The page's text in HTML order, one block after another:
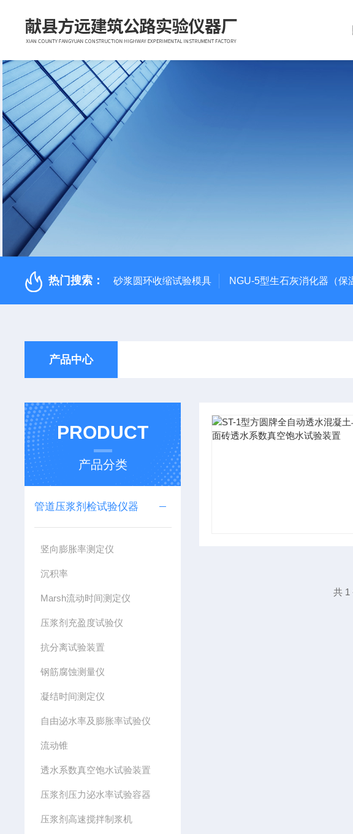
热门搜索： 砂浆圆环收缩试验模具 NGU-5型生石灰消化器（保
产品中心
PRODUCT
产品分类
管道压浆剂检试验仪器
竖向膨胀率测定仪
沉积率
Marsh流动时间测定仪
压浆剂充盈度试验仪
抗分离试验装置
钢筋腐蚀测量仪
凝结时间测定仪
自由泌水率及膨胀率试验仪
流动锥
透水系数真空饱水试验装置
压浆剂压力泌水率试验容器
压浆剂高速搅拌制浆机
共 1